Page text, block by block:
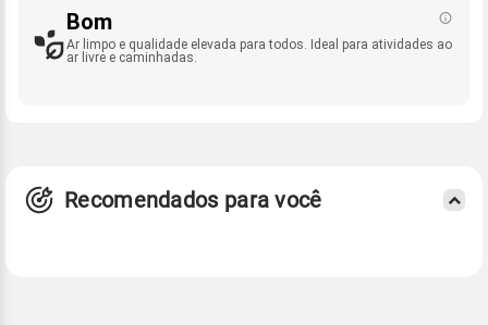
Bom
Ar limpo e qualidade elevada para todos. Ideal para atividades ao
ar livre e caminhadas.
Recomendados para você